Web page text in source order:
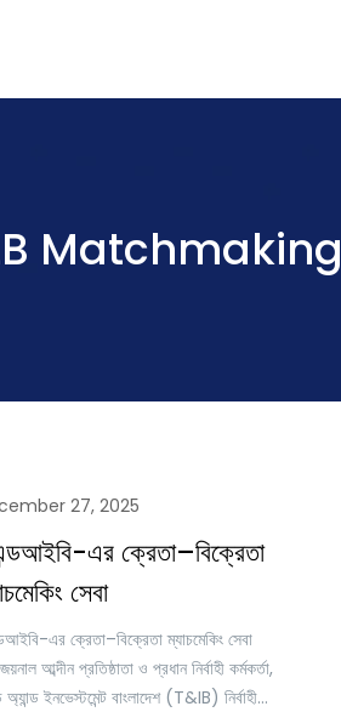
Matchmaking
27, 2025
এর ক্রেতা–বিক্রেতা
সেবা
এর ক্রেতা–বিক্রেতা ম্যাচমেকিং সেবা
আব্দীন প্রতিষ্ঠাতা ও প্রধান নির্বাহী কর্মকর্তা,
অ্যান্ড ইনভেস্টমেন্ট বাংলাদেশ (T&IB) নির্বাহী